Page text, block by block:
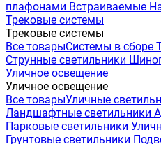
плафонами Встраиваемые
Трековые системы
Трековые системы
Все товарыСистемы в сборе
Струнные светильники
Уличное освещение
Уличное освещение
Все товарыУличные
Ландшафтные светильники
Парковые светильники
Грунтовые светильники